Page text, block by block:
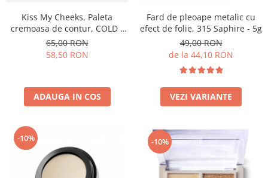
Kiss My Cheeks, Paleta
cremoasa de contur, COLD -
15 g
65,00 RON
58,50 RON
ADAUGA IN COS
Fard de pleoape metalic cu
efect de folie, 315 Saphire - 5g
49,00 RON
de la 44,10 RON
VEZI VARIANTE
-10% -10%